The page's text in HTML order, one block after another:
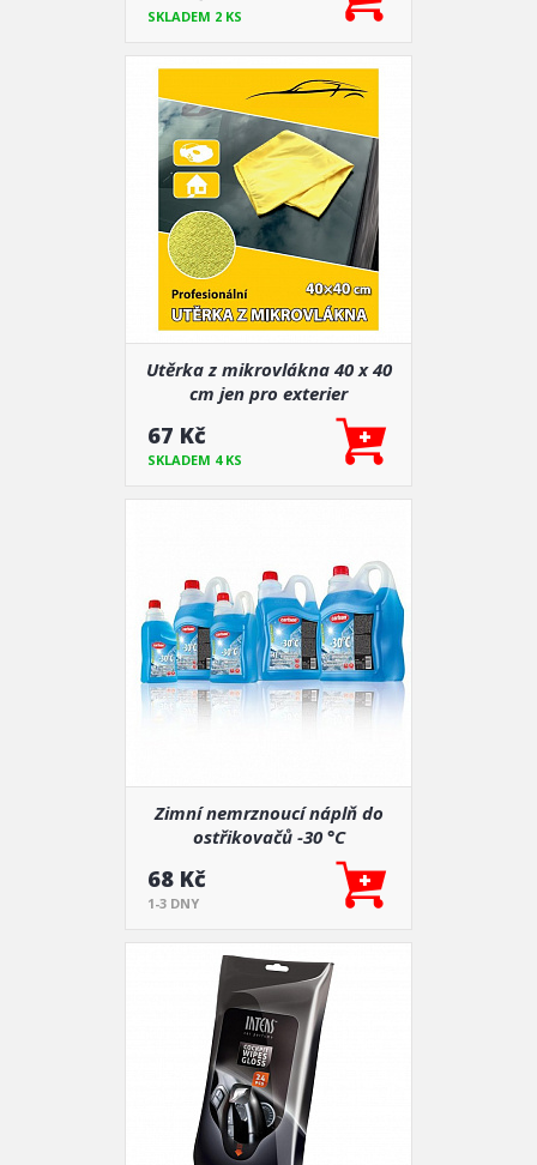
SKLADEM 2 KS
Utěrka z mikrovlákna 40 x 40
cm jen pro exterier
67 Kč
SKLADEM 4 KS
Zimní nemrznoucí náplň do
ostřikovačů -30 °C
68 Kč
1-3 DNY